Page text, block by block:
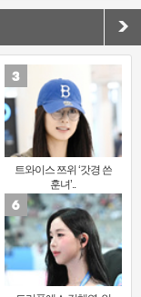
트와이스 쯔위 ‘갓경 쓴
훈녀’..